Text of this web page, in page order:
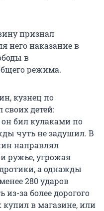
признал
него наказание в
в
режима.
кузнец по
своих детей:
бил кулаками по
чуть не задушил. В
направлял
ружье, угрожая
а однажды
280 ударов
за более дорогого
купил в магазине, или